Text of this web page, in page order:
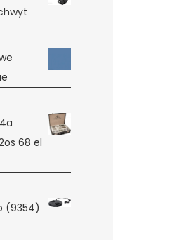
68 el
(9354)